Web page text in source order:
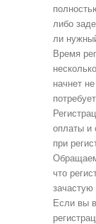
либо
ли
Время
начнет
оплаты и
при
что
зачастую
Если вы